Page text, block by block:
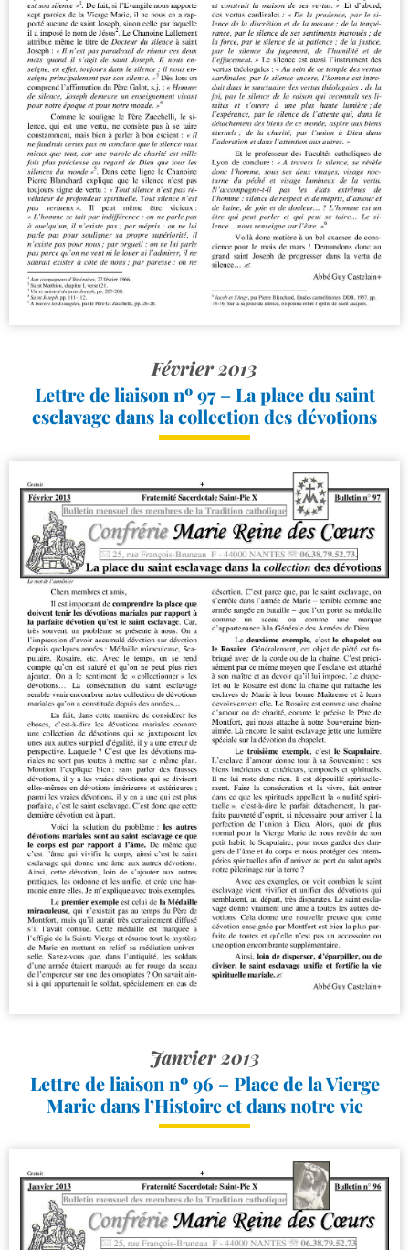
Février 2013
Lettre de liaison nº 97 – La place du saint
esclavage dans la collection des dévotions
Janvier 2013
Lettre de liaison nº 96 – Place de la Vierge
Marie dans l’Histoire et dans notre vie